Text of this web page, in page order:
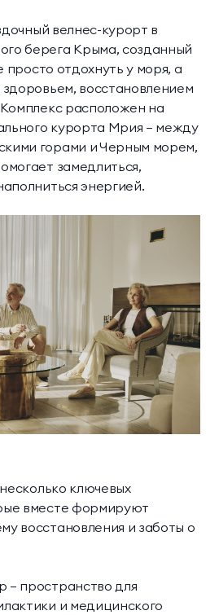
велнес-курорт в
берега Крыма, созданный
просто отдохнуть у моря, а
здоровьем, восстановлением
расположен на
курорта Мрия — между
горами и Черным морем,
замедлиться,
энергией.
ключевых
вместе формируют
восстановления и заботы о
пространство для
и медицинского